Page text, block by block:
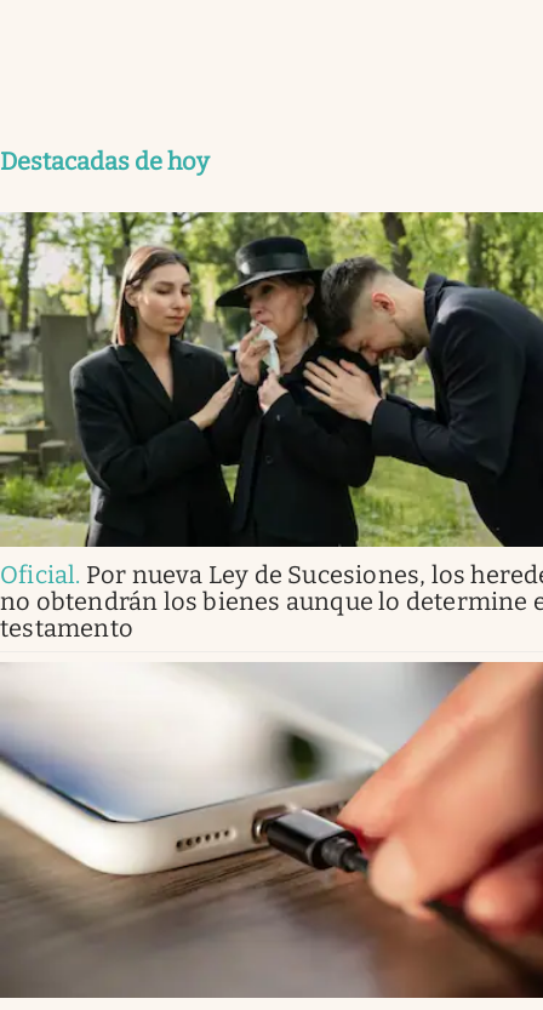
Destacadas de hoy
Oficial. Por nueva Ley de Sucesiones, los
no obtendrán los bienes aunque lo determine
testamento